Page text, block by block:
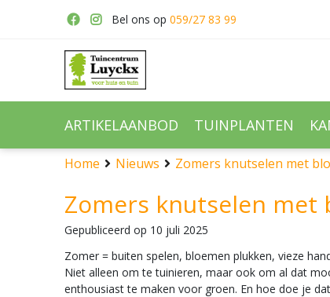
Home Nieuws Zomers knutselen met
Bel ons op 059/27 83 99
ARTIKELAANBOD TUINPLANTEN
Zomers knutselen met
Gepubliceerd op 10 juli 2025
Zomer = buiten spelen, bloemen plukken, vieze
Niet alleen om te tuinieren, maar ook om al dat
enthousiast te maken voor groen. En hoe doe je